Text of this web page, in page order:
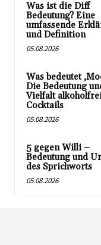
Was ist die Diff
Bedeutung? Eine
umfassende
und Definition
05.08.2026
Was bedeutet
Die Bedeutung
Vielfalt
Cocktails
05.08.2026
5 gegen Willi –
Bedeutung und
des Sprichworts
05.08.2026